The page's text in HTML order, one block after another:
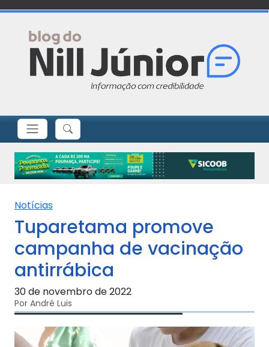
Notícias
Tuparetama promove
campanha de vacinação
antirrábica
30 de novembro de 2022
Por André Luis